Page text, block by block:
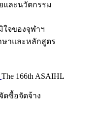
และนวัตกรรม
จของจุฬาฯ
ษาและหลักสูตร
The 166th ASAIHL
ดซื้อจัดจ้าง